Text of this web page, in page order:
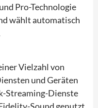
Pro-Technologie
wählt automatisch
Vielzahl von
und Geräten
Streaming-Dienste